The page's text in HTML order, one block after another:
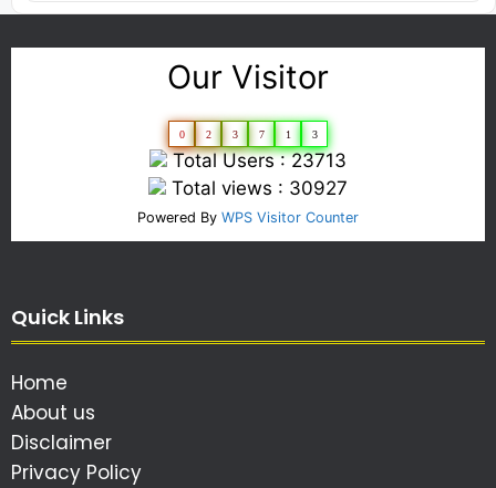
Our Visitor
0 2 3 7 1 3
Total Users : 23713
Total views : 30927
Powered By WPS Visitor Counter
Quick Links
Home
About us
Disclaimer
Privacy Policy